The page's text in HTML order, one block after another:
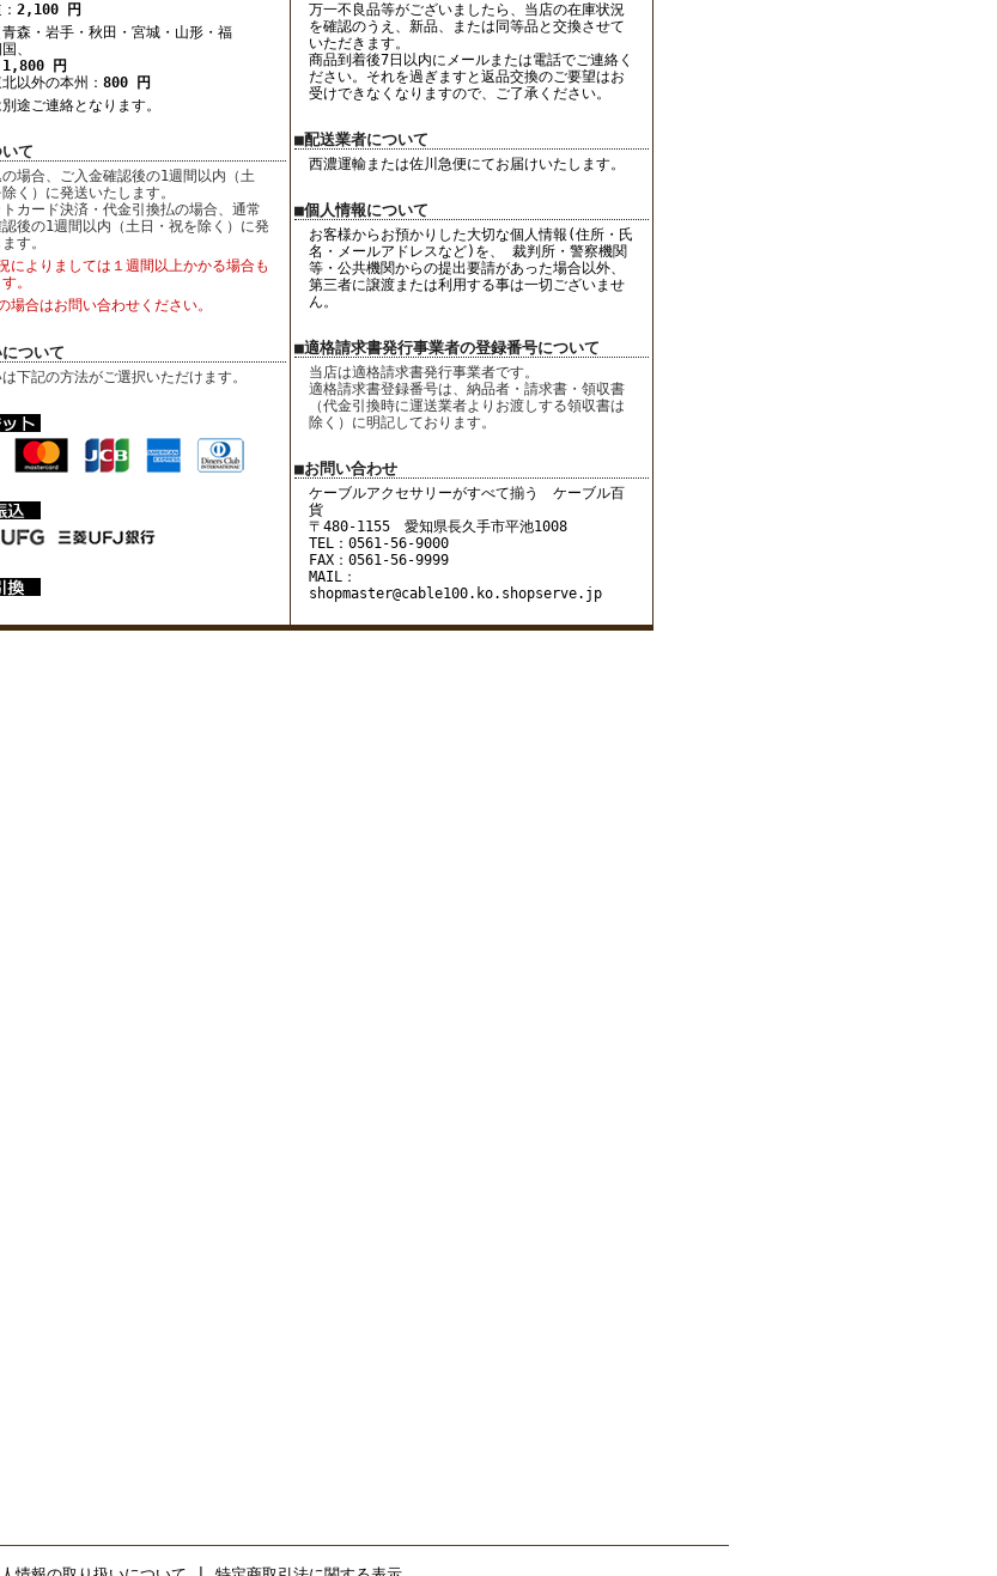
2,100 円
青森・岩手・秋田・宮城・山形・福
、
1,800 円
北以外の本州： 800 円
別途ご連絡となります。
て
場合、ご入金確認後の1週間以内（土
く）に発送いたします。
カード決済・代金引換払の場合、通常
後の1週間以内（土日・祝を除く）に発
す。
によりましては１週間以上かかる場合も
。
場合はお問い合わせください。
ついて
下記の方法がご選択いただけます。
万一不良品等がございましたら、当店の在庫状況
を確認のうえ、新品、または同等品と交換させて
いただきます。
商品到着後7日以内にメールまたは電話でご連絡く
ださい。それを過ぎますと返品交換のご要望はお
受けできなくなりますので、ご了承ください。
■配送業者について
西濃運輸または佐川急便にてお届けいたします。
■個人情報について
お客様からお預かりした大切な個人情報(住所・氏
名・メールアドレスなど)を、 裁判所・警察機関
等・公共機関からの提出要請があった場合以外、
第三者に譲渡または利用する事は一切ございませ
ん。
■適格請求書発行事業者の登録番号について
当店は適格請求書発行事業者です。
適格請求書登録番号は、納品者・請求書・領収書
（代金引換時に運送業者よりお渡しする領収書は
除く）に明記しております。
■お問い合わせ
ケーブルアクセサリーがすべて揃う ケーブル百
貨
〒480-1155 愛知県長久手市平池1008
TEL：0561-56-9000
FAX：0561-56-9999
MAIL：
shopmaster@cable100.ko.shopserve.jp